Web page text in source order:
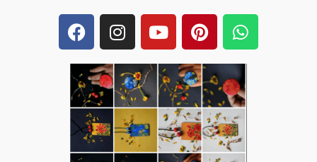
a
c
e
b
o
o
k
n
s
t
a
g
r
a
m
o
u
t
u
b
e
i
n
t
e
r
e
s
t
h
a
t
s
a
p
p